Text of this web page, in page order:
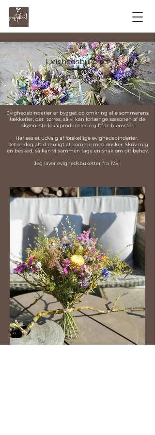
Evighedsbuketter
Inspirationsgallerier
Evighedsbinderier er bygget op omkring alle sommerens
lækkerier, der tørres, så vi kan forlænge sæsonen af de
skønneste lokalproducerede giftfrie blomster.
Her ses et udvalg af forskellige evighedsbinderier.
Det er dog altid muligt at komme med ønsker. Skriv mig
en besked, så kan vi sammen tage en snak om dit behov.
Jeg laver evighedsbuketter fra 175,-